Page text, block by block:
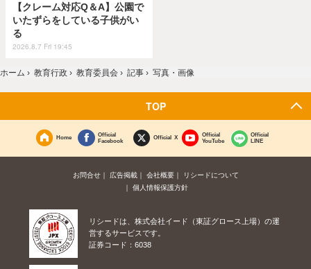
【クレーム対応Q＆A】公園で
いたずらをしている子供がい
る
2026.8.7 Fri 19:45
ホーム › 教育行政 › 教育委員会 › 記事 › 写真・画像
TOP
Home
Official
Facebook
Official X
Official
YouTube
Official
LINE
お問合せ 広告掲載 会社概要
リシードについて
個人情報保護方針
リシードは、株式会社イード（東証グロース上場）の運
営するサービスです。
証券コード：6038